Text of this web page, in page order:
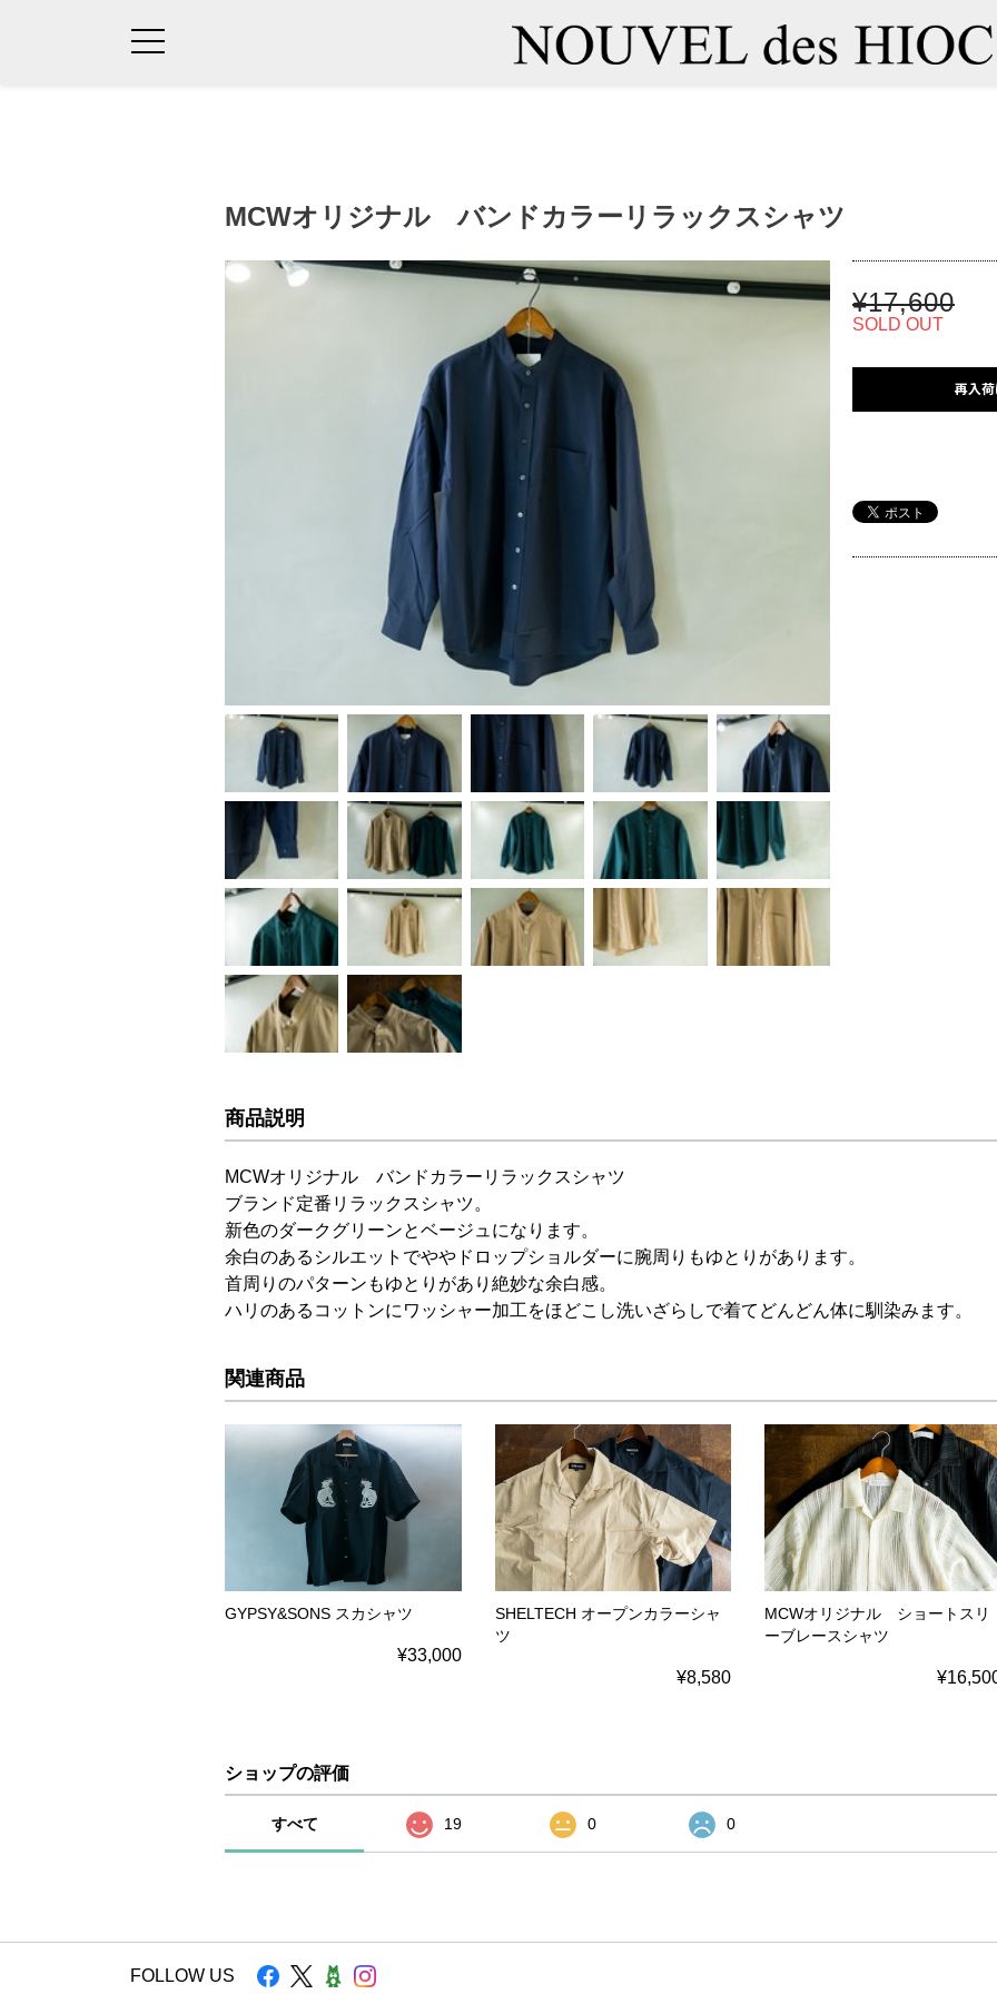
MCWオリジナル バンドカラーリラックスシャツ
¥17,600
SOLD OUT
再入
商品説明
MCWオリジナル バンドカラーリラックスシャツ
ブランド定番リラックスシャツ。
新色のダークグリーンとベージュになります。
余白のあるシルエットでややドロップショルダーに腕周りもゆとりがあります。
首周りのパターンもゆとりがあり絶妙な余白感。
ハリのあるコットンにワッシャー加工をほどこし洗いざらしで着てどんどん体に馴染みます。
関連商品
GYPSY&SONS スカシャツ
¥33,000
SHELTECH オープンカラーシャ
ツ
¥8,580
MCWオリジナル ショートスリ
ーブレースシャツ
ショップの評価
すべて 19 0 0
FOLLOW US